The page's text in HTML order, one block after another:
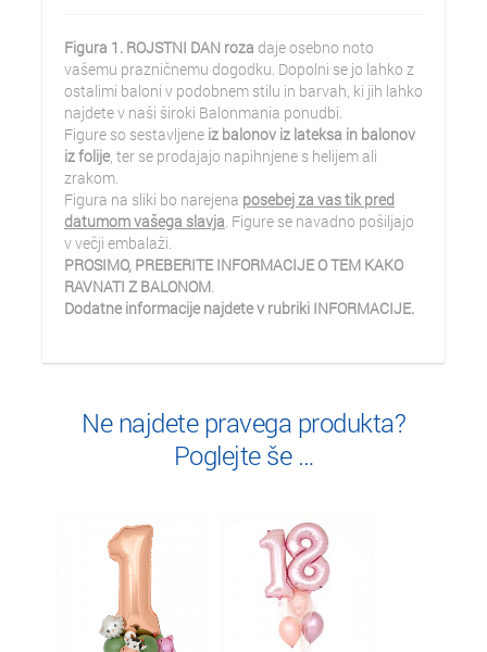
Figura 1. ROJSTNI DAN roza daje osebno noto
vašemu prazničnemu dogodku. Dopolni se jo lahko z
ostalimi baloni v podobnem stilu in barvah, ki jih lahko
najdete v naši široki Balonmania ponudbi.
Figure so sestavljene iz balonov iz lateksa in balonov
iz folije, ter se prodajajo napihnjene s helijem ali
zrakom.
Figura na sliki bo narejena posebej za vas tik pred
datumom vašega slavja. Figure se navadno pošiljajo
v večji embalaži.
PROSIMO, PREBERITE INFORMACIJE O TEM KAKO
RAVNATI Z BALONOM.
Dodatne informacije najdete v rubriki INFORMACIJE.
Ne najdete pravega produkta?
Poglejte še …